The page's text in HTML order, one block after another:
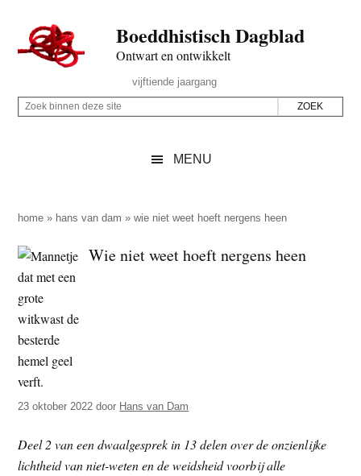
naar
de
inhoud
secondary
naar
de
sidebar
naar
de
Boeddhistisch Dagblad
Ontwart en ontwikkelt
Rechts
vijftiende jaargang
Z
p
d
e
z
e
s
i
t
e
Z
i
n
e
n
d
e
z
e
s
t
e
MENU
home » hans van dam »wie niet weet hoeft nergens heen
Wie niet weet hoeft nergens heen
23 oktober 2022 door Hans van Dam
Deel 2 van een dwaalgesprek in 13 delen over de onzienlijke
lichtheid van niet-weten en de weidsheid voorbij alle